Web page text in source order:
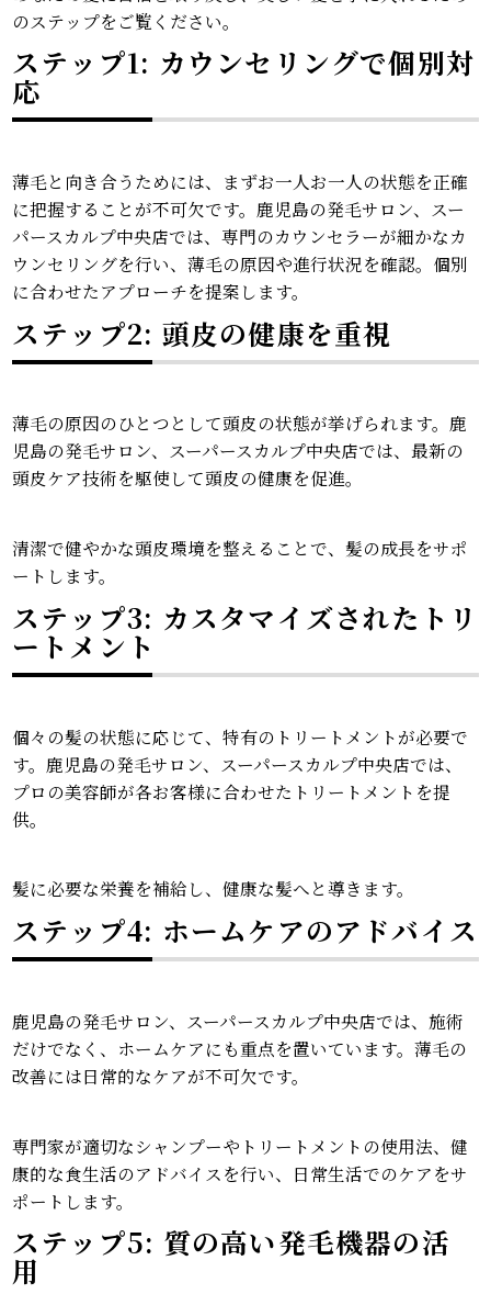
のステップをご覧ください。
ステップ1: カウンセリングで個別対
応
薄毛と向き合うためには、まずお一人お一人の状態を正確
に把握することが不可欠です。鹿児島の発毛サロン、スー
パースカルプ中央店では、専門のカウンセラーが細かなカ
ウンセリングを行い、薄毛の原因や進行状況を確認。個別
に合わせたアプローチを提案します。
ステップ2: 頭皮の健康を重視
薄毛の原因のひとつとして頭皮の状態が挙げられます。鹿
児島の発毛サロン、スーパースカルプ中央店では、最新の
頭皮ケア技術を駆使して頭皮の健康を促進。
清潔で健やかな頭皮環境を整えることで、髪の成長をサポ
ートします。
ステップ3: カスタマイズされたトリ
ートメント
個々の髪の状態に応じて、特有のトリートメントが必要で
す。鹿児島の発毛サロン、スーパースカルプ中央店では、
プロの美容師が各お客様に合わせたトリートメントを提
供。
髪に必要な栄養を補給し、健康な髪へと導きます。
ステップ4: ホームケアのアドバイス
鹿児島の発毛サロン、スーパースカルプ中央店では、施術
だけでなく、ホームケアにも重点を置いています。薄毛の
改善には日常的なケアが不可欠です。
専門家が適切なシャンプーやトリートメントの使用法、健
康的な食生活のアドバイスを行い、日常生活でのケアをサ
ポートします。
ステップ5: 質の高い発毛機器の活
用